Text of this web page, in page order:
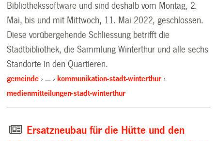
Bibliothekssoftware und sind deshalb vom Montag, 2.
Mai, bis und mit Mittwoch, 11. Mai 2022, geschlossen.
Diese vorübergehende Schliessung betrifft die
Stadtbibliothek, die Sammlung Winterthur und alle sechs
Standorte in den Quartieren.
gemeinde …
kommunikation-stadt-winterthur
medienmitteilungen-stadt-winterthur
Ersatzneubau für die Hütte und den